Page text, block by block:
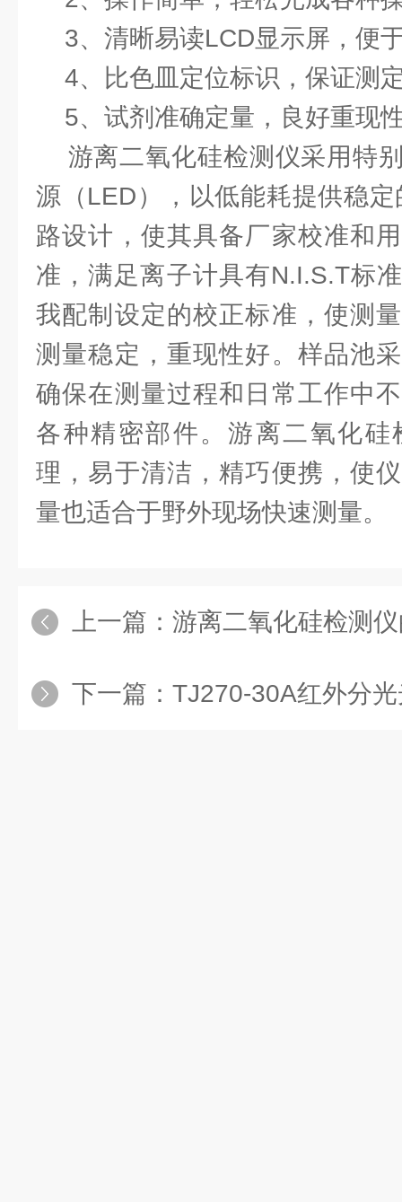
3、清晰易读LCD显示屏，便
4、比色皿定位标识，保证测
5、试剂准确定量，良好重现
游离二氧化硅检测仪采用特
源（LED），以低能耗提供稳
路设计，使其具备厂家校准和
准，满足离子计具有N.I.S.T标
我配制设定的校正标准，使测
测量稳定，重现性好。样品池
确保在测量过程和日常工作中
各种精密部件。游离二氧化
理，易于清洁，精巧便携，使
量也适合于野外现场快速测量。
上一篇： 游离二氧化硅检测仪
下一篇： TJ270-30A红外分光光